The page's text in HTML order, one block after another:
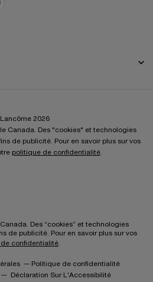
2026
Canada. Des "cookies" et technologies
de publicité. Pour en savoir plus sur vos
politique de confidentialité
Des “cookies” et technologies
de publicité. Pour en savoir plus sur vos
confidentialité
Politique de confidentialité
Déclaration Sur L'Accessibilité